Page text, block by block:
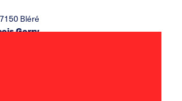
Bléré
Gorry